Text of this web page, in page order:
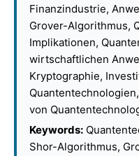
Finanzindustrie,
Grover-Algorithmus,
Implikationen,
wirtschaftlichen
Kryptographie,
von
Keywords:
Shor-Algorithmus,